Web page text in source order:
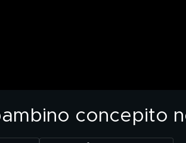
concepito